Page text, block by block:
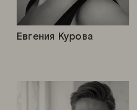
Евгения Курова